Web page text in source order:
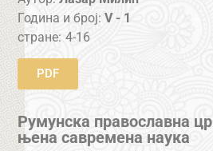
Година и број:V - 1
стране: 4-16
PDF
Румунска православна
њена савремена наука